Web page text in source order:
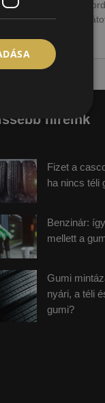
jellegűek.
EU-s címkével
híreink
Fizet a
ha nincs téli
Benzinár:
mellett a
Gumi
nyári, a téli
gumi?